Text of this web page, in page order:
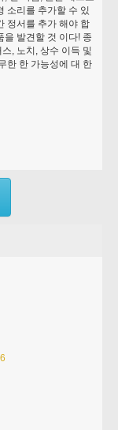
소리를 추가할 수 있
정서를 추가 해야 합
을 발견할 것 이다! 종
, 노치, 상수 이득 및
한 한 가능성에 대 한